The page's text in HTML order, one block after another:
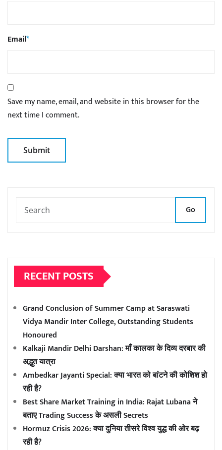
Email*
Save my name, email, and website in this browser for the
next time I comment.
Go
RECENT POSTS
Grand Conclusion of Summer Camp at Saraswati
Vidya Mandir Inter College, Outstanding Students
Honoured
Kalkaji Mandir Delhi Darshan: माँ कालका के दिव्य दरबार की
अद्भुत यात्रा
Ambedkar Jayanti Special: क्या भारत को बांटने की कोशिश हो
रही है?
Best Share Market Training in India: Rajat Lubana ने
बताए Trading Success के असली Secrets
Hormuz Crisis 2026: क्या दुनिया तीसरे विश्व युद्ध की ओर बढ़
रही है?